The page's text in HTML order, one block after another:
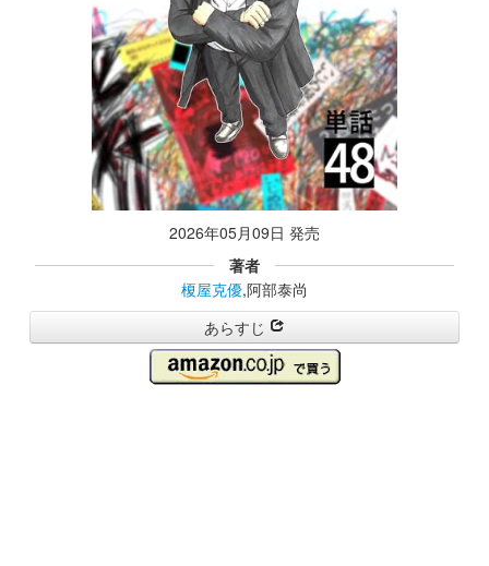
2026年05月09日 発売
著者
榎屋克優,阿部泰尚
あらすじ